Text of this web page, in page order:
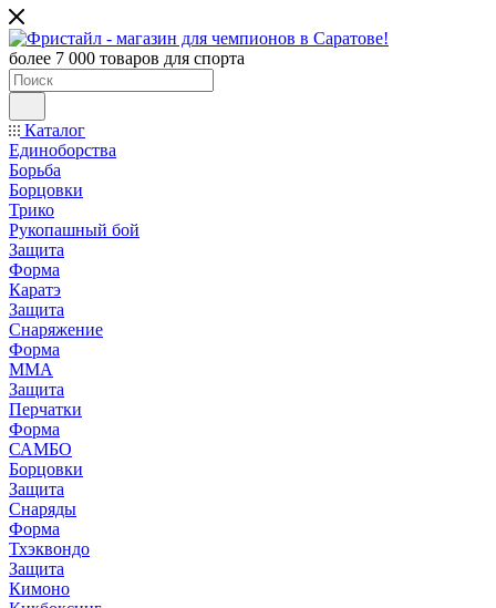
более 7 000 товаров для спорта
Каталог
Единоборства
Борьба
Борцовки
Трико
Рукопашный бой
Защита
Форма
Каратэ
Защита
Снаряжение
Форма
ММА
Защита
Перчатки
Форма
САМБО
Борцовки
Защита
Снаряды
Форма
Тхэквондо
Защита
Кимоно